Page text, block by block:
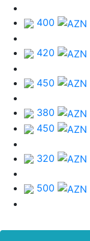
400
420
450
380
450
320
500